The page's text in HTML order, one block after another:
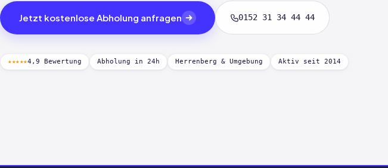
Jetzt kostenlose Abholung anfragen 0152 31 34 44 44
★★★★★4,9 Bewertung Abholung in 24h Herrenberg & Umgebung Aktiv seit 2014